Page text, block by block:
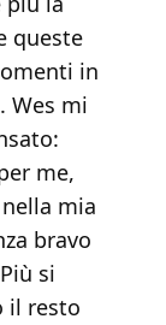
queste
in
Wes mi
me,
mia
bravo
si
il resto